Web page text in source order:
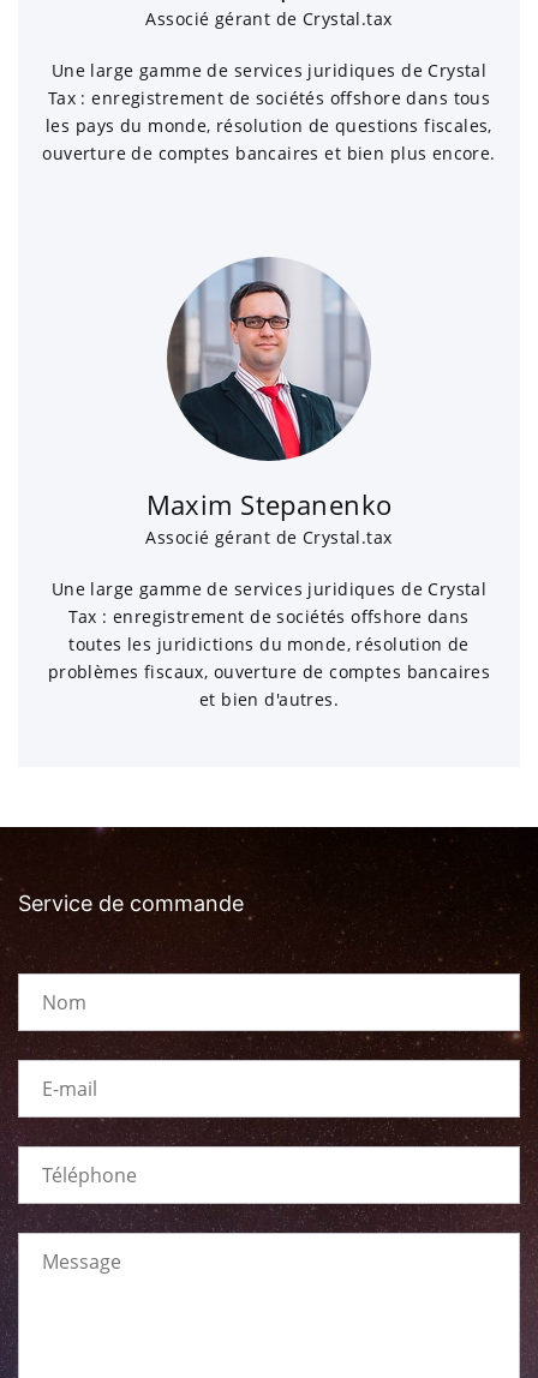
Associé gérant de Crystal.tax
Une large gamme de services juridiques de Crystal
Tax : enregistrement de sociétés offshore dans tous
les pays du monde, résolution de questions fiscales,
ouverture de comptes bancaires et bien plus encore.
Maxim Stepanenko
Associé gérant de Crystal.tax
Une large gamme de services juridiques de Crystal
Tax : enregistrement de sociétés offshore dans
toutes les juridictions du monde, résolution de
problèmes fiscaux, ouverture de comptes bancaires
et bien d'autres.
Service de commande